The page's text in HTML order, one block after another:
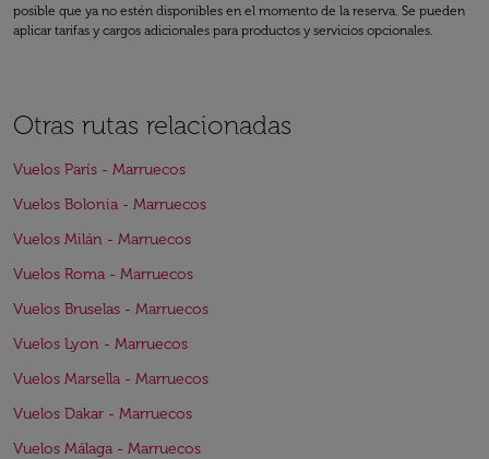
posible que ya no estén disponibles en el momento de la reserva. Se pueden
aplicar tarifas y cargos adicionales para productos y servicios opcionales.
Otras rutas relacionadas
Vuelos París - Marruecos
Vuelos Bolonia - Marruecos
Vuelos Milán - Marruecos
Vuelos Roma - Marruecos
Vuelos Bruselas - Marruecos
Vuelos Lyon - Marruecos
Vuelos Marsella - Marruecos
Vuelos Dakar - Marruecos
Vuelos Málaga - Marruecos